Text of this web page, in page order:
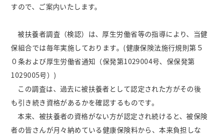
すので、ご案内いたします。
被扶養者調査（検認）は、厚生労働省等の指導により、当健
保組合では毎年実施しております。(健康保険法施行規則第５
０条および厚生労働省通知（保発第1029004号、保保発第
1029005号）)
この調査は、過去に被扶養者として認定された方がその後
も引き続き資格があるかを確認するものです。
本来、被扶養者の資格がない方が認定され続けると、被保険
者の皆さんが月々納めている健康保険料から、本来負担しな